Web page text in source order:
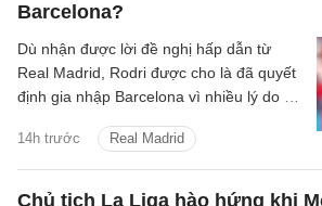
Barcelona?
14h trước Real Madrid
Dù nhận được lời đề nghị hấp dẫn từ
Real Madrid, Rodri được cho là đã quyết
định gia nhập Barcelona vì nhiều lý do cả
Chủ tịch La Liga hào hứng khi